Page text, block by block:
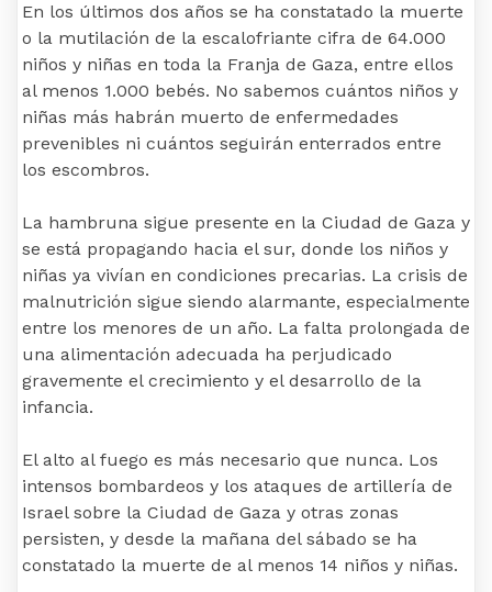
En los últimos dos años se ha constatado la muerte
o la mutilación de la escalofriante cifra de 64.000
niños y niñas en toda la Franja de Gaza, entre ellos
al menos 1.000 bebés. No sabemos cuántos niños y
niñas más habrán muerto de enfermedades
prevenibles ni cuántos seguirán enterrados entre
los escombros.
La hambruna sigue presente en la Ciudad de Gaza y
se está propagando hacia el sur, donde los niños y
niñas ya vivían en condiciones precarias. La crisis de
malnutrición sigue siendo alarmante, especialmente
entre los menores de un año. La falta prolongada de
una alimentación adecuada ha perjudicado
gravemente el crecimiento y el desarrollo de la
infancia.
El alto al fuego es más necesario que nunca. Los
intensos bombardeos y los ataques de artillería de
Israel sobre la Ciudad de Gaza y otras zonas
persisten, y desde la mañana del sábado se ha
constatado la muerte de al menos 14 niños y niñas.